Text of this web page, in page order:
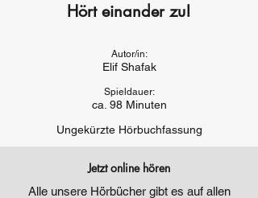
Hört einander zu!
Autor/in:
Elif Shafak
Spieldauer:
ca. 98 Minuten
Ungekürzte Hörbuchfassung
Jetzt online hören
Alle unsere Hörbücher gibt es auf allen